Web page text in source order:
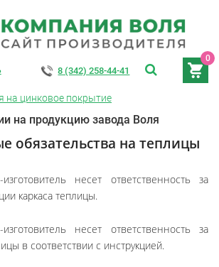
0
8 (342) 258-44-41
на цинковое покрытие
на продукцию завода Воля
обязательства на теплицы
изготовитель несет ответственность за
каркаса теплицы.
изготовитель несет ответственность за
в соответствии с инструкцией.